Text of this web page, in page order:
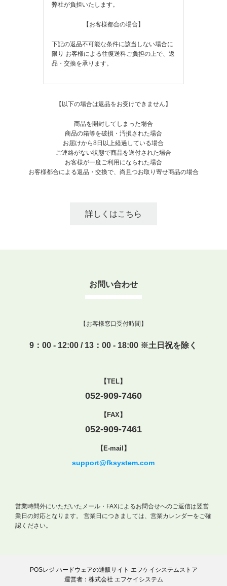
弊社が負担いたします。
【お客様都合の場合】
下記の返品不可能な条件に該当しない場合に
限り お客様による往復送料ご負担の上で、返
品・交換を承ります。
【以下の場合は返品をお受けできません】
商品を開封してしまった場合
商品の箱等を破損・汚損された場合
お届けから8日以上経過している場合
ご連絡がない状態で商品を送付された場合
お客様が一度ご利用になられた場合
お客様都合による返品・交換で、尚且つお取り寄せ商品の場合
詳しくはこちら
お問い合わせ
【お客様窓口受付時間】
9：00 - 12:00 / 13：00 - 18:00 ※土日祝を除く
【TEL】
052-909-7460
【FAX】
052-909-7461
【E-mail】
support@fksystem.com
営業時間外にいただいたメール・FAXによるお問合せへのご返信は翌営
業日の対応となります。
営業日につきましては、営業カレンダーをご確
認ください。
POSレジ ハードウェアの通販サイト エフケイシステムストア
運営者：株式会社 エフケイシステム